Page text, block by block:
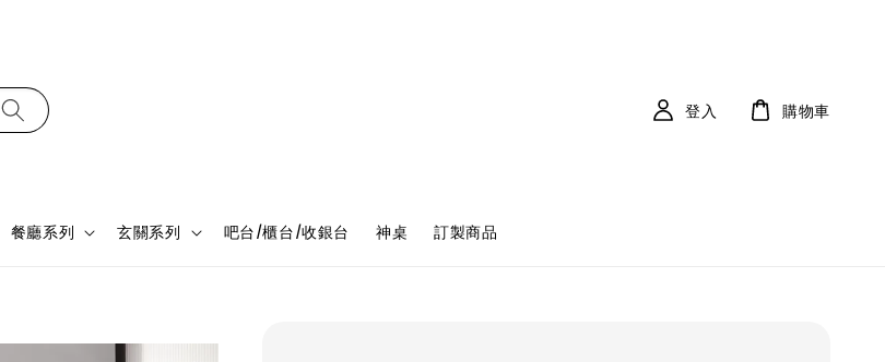
餐廳系列 玄關系列 吧台/櫃台/收銀台 神桌 訂製商品
登入 購物車